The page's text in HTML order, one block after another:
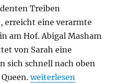
Treiben
erreicht eine verarmte
am Hof. Abigal Masham
von Sarah eine
sich schnell nach oben
„The Favourite“
weiterlesen